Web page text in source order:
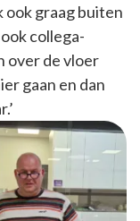
ook graag buiten
collega-
over de vloer
gaan en dan